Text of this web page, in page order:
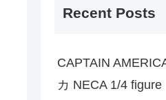
Recent Posts
CAPTAIN
カ NECA 1/4